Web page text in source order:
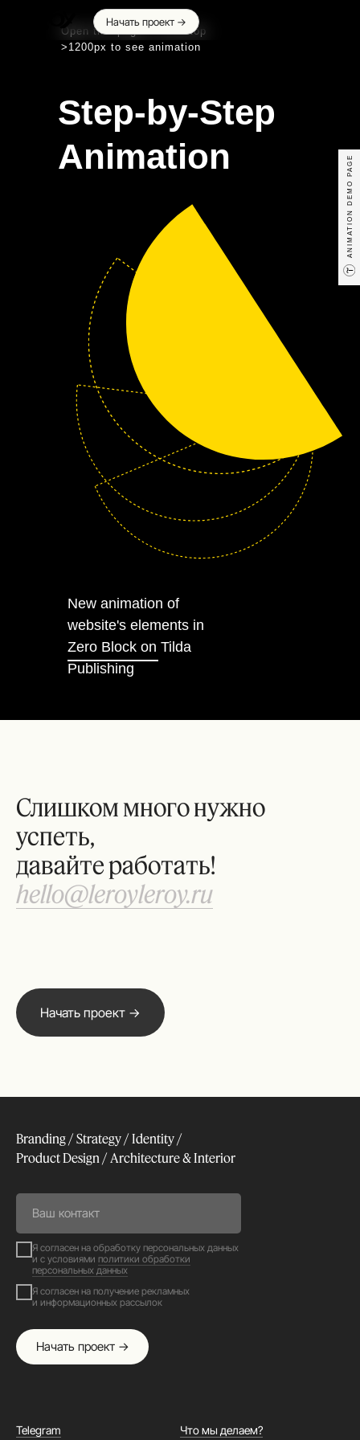
Начать проект →
Step-by-Step
ANIMATION DEMO PAGE
Animation
New animation of
website's elements in
Zero Block on Tilda
Publishing
Open this page on desktop
>1200px to see animation
Слишком много нужно
успеть,
давайте работать!
hello@leroyleroy.ru
Начать проект →
Branding / Strategy / Identity /
Product Design / Architecture & Interior
Что мы делаем?
Telegram
Я согласен на обработку персональных данных
и с условиями политики обработки
персональных данных
Я согласен на получение рекламных
и информационных рассылок
Начать проект →